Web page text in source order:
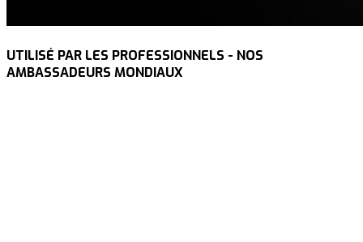
UTILISÉ PAR LES PROFESSIONNELS - NOS
AMBASSADEURS MONDIAUX